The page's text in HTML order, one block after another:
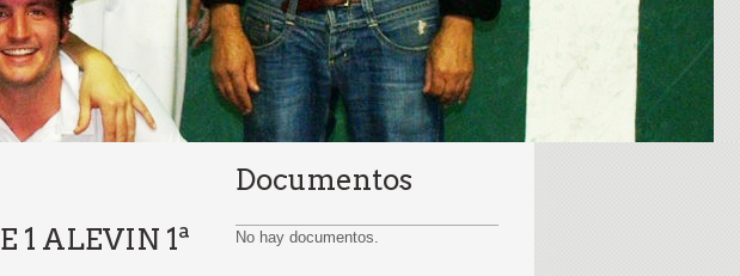
1 ALEVIN 1ª
Documentos
No hay documentos.